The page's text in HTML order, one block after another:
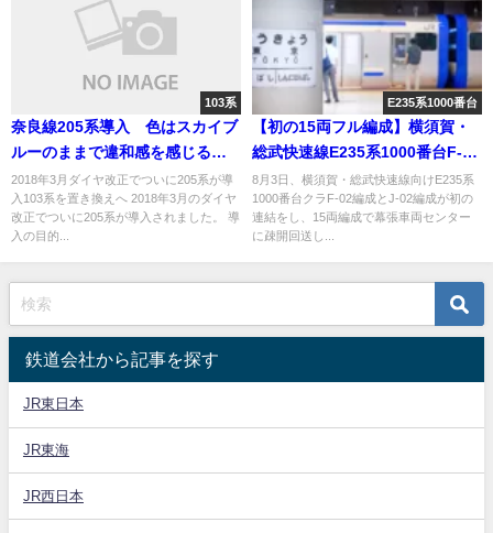
103系
奈良線205系導入 色はスカイブ
ルーのままで違和感を感じると
話題に
2018年3月ダイヤ改正でついに205系が導
入103系を置き換えへ 2018年3月のダイヤ
改正でついに205系が導入されました。 導
入の目的...
E235系1000番台
【初の15両フル編成】横須賀・
総武快速線E235系1000番台F-
02+J-02編成 幕張疎開回送
8月3日、横須賀・総武快速線向けE235系
1000番台クラF-02編成とJ-02編成が初の
連結をし、15両編成で幕張車両センター
に疎開回送し...
鉄道会社から記事を探す
JR東日本
JR東海
JR西日本